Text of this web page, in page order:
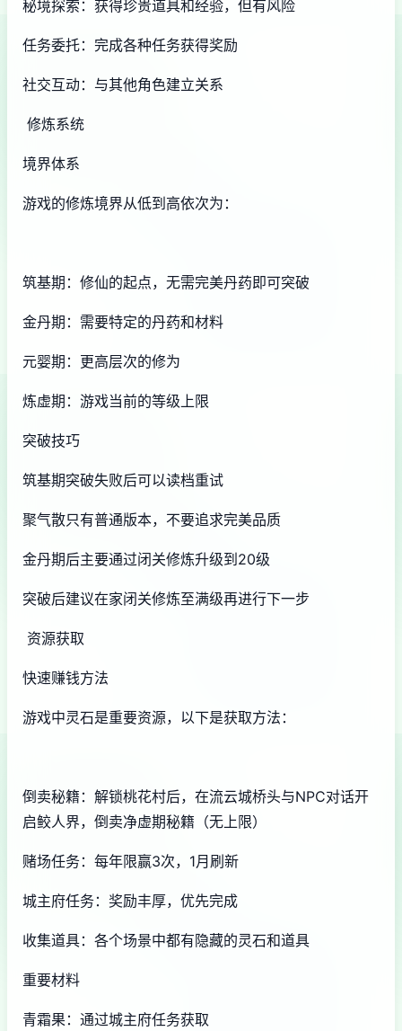
秘境探索：获得珍贵道具和经验，但有风险
任务委托：完成各种任务获得奖励
社交互动：与其他角色建立关系
修炼系统
境界体系
游戏的修炼境界从低到高依次为：
筑基期：修仙的起点，无需完美丹药即可突破
金丹期：需要特定的丹药和材料
元婴期：更高层次的修为
炼虚期：游戏当前的等级上限
突破技巧
筑基期突破失败后可以读档重试
聚气散只有普通版本，不要追求完美品质
金丹期后主要通过闭关修炼升级到20级
突破后建议在家闭关修炼至满级再进行下一步
资源获取
快速赚钱方法
游戏中灵石是重要资源，以下是获取方法：
倒卖秘籍：解锁桃花村后，在流云城桥头与NPC对话开
启鲛人界，倒卖净虚期秘籍（无上限）
赌场任务：每年限赢3次，1月刷新
城主府任务：奖励丰厚，优先完成
收集道具：各个场景中都有隐藏的灵石和道具
重要材料
青霜果：通过城主府任务获取